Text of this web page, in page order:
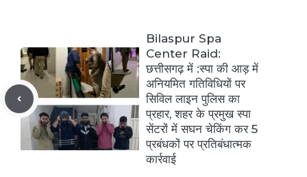
Bilaspur Spa
Center Raid:
छत्तीसगढ़ में :स्पा की आड़ में
अनियमित गतिविधियों पर
सिविल लाइन पुलिस का
प्रहार, शहर के प्रमुख स्पा
सेंटरों में सघन चेकिंग कर 5
प्रबंधकों पर प्रतिबंधात्मक
कार्रवाई